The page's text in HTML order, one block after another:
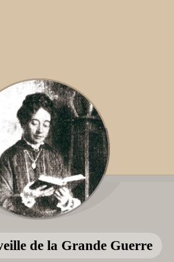
de la Grande Guerre